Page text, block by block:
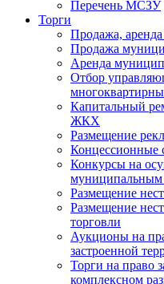
Перечень МСЗУ
Торги
Продажа,
Продажа
Аренда
Отбор
Капитальный
ЖКХ
Размещение
Концессионные
Конкурсы на
Размещение
Размещение
торговли
Аукционы на
застроенной
Торги на право
комплексном